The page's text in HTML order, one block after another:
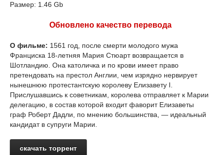
Размер: 1.46 Gb
Обновлено качество перевода
О фильме: 1561 год, после смерти молодого мужа
Франциска 18-летняя Мария Стюарт возвращается в
Шотландию. Она католичка и по крови имеет право
претендовать на престол Англии, чем изрядно нервирует
нынешнюю протестантскую королеву Елизавету I.
Прислушавшись к советникам, королева отправляет к Марии
делегацию, в состав которой входит фаворит Елизаветы
граф Роберт Дадли, по мнению большинства, — идеальный
кандидат в супруги Марии.
скачать торрент